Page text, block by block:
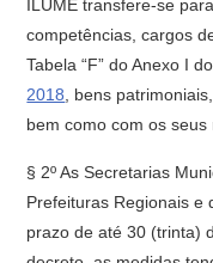
ILUME transfere-se
competências, cargos
Tabela “F” do Anexo I do
2018 , bens
bem como com os
§ 2º As Secretarias
Prefeituras Regionais e
prazo de até 30 (trinta)